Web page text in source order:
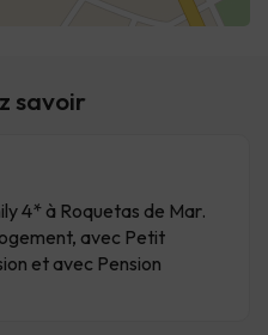
savoir
4* à Roquetas de Mar.
avec Petit
et avec Pension